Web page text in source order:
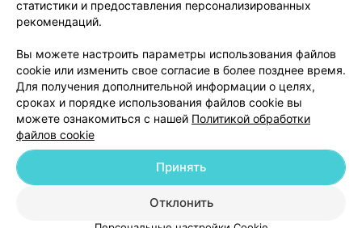
Написать руководителю 103.by
Персональные настройки cookie
Обработка персональных данных
© 2026 ООО «Артокс Лаб», УНП 191700409| 220012, Республика Беларусь,
г. Минск, улица Толбухина, 2, пом. 16 | help@103.by
статистики и предоставления персонализированных
рекомендаций.
Вы можете настроить параметры использования файлов
cookie или изменить свое согласие в более позднее время.
Для получения дополнительной информации о целях,
сроках и порядке использования файлов cookie вы
можете ознакомиться с нашей Политикой обработки
файлов cookie
Отклонить
Принять